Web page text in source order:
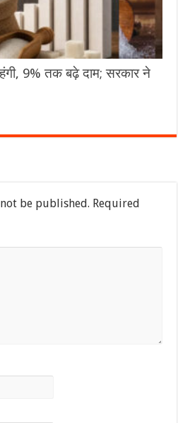
9% तक बढ़े दाम; सरकार ने
be published. Required